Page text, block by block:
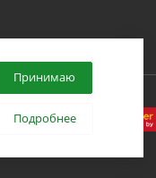
Принимаю
Подробнее